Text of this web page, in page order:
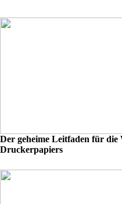
Der geheime Leitfaden für die
Druckerpapiers